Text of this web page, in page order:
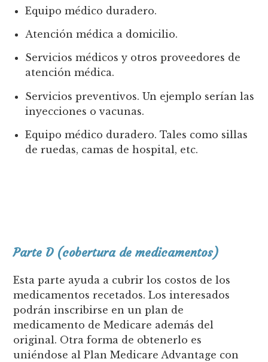
Equipo médico duradero.
Atención médica a domicilio.
Servicios médicos y otros proveedores de
atención médica.
Servicios preventivos. Un ejemplo serían las
inyecciones o vacunas.
Equipo médico duradero. Tales como sillas
de ruedas, camas de hospital, etc.
Parte D (cobertura de medicamentos)
Esta parte ayuda a cubrir los costos de los
medicamentos recetados. Los interesados
podrán inscribirse en un plan de
medicamento de Medicare además del
original. Otra forma de obtenerlo es
uniéndose al Plan Medicare Advantage con